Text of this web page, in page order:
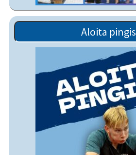
Aloita pingis